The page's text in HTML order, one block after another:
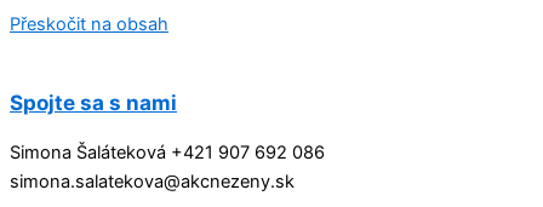
Přeskočit na obsah
Spojte sa s nami
Simona Šaláteková +421 907 692 086
simona.salatekova@akcnezeny.sk